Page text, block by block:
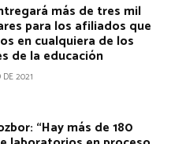
más de tres mil
para los afiliados que
en cualquiera de los
de la educación
DE 2021
“Hay más de 180